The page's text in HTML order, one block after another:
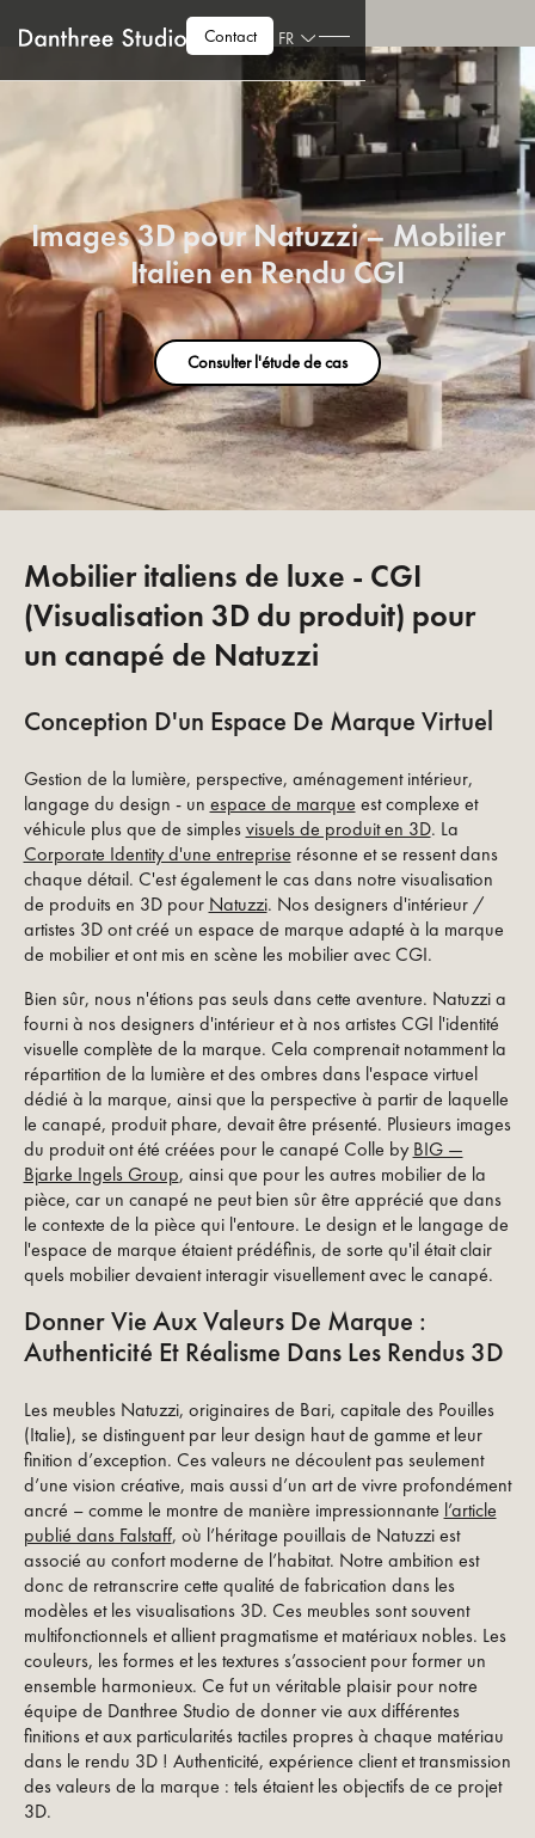
Contact FR
Images 3D pour Natuzzi – Mobilier
Italien en Rendu CGI
Consulter l'étude de cas
Mobilier italiens de luxe - CGI
(Visualisation 3D du produit) pour
un canapé de Natuzzi
Conception D'un Espace De Marque Virtuel
Gestion de la lumière, perspective, aménagement intérieur,
langage du design - un espace de marque est complexe et
véhicule plus que de simplesvisuels de produit en 3D. La
Corporate Identity d'une entreprise résonne et se ressent dans
chaque détail. C'est également le cas dans notre visualisation
de produits en 3D pour Natuzzi. Nos designers d'intérieur /
artistes 3D ont créé un espace de marque adapté à la marque
de mobilier et ont mis en scène les mobilier avec CGI.
Bien sûr, nous n'étions pas seuls dans cette aventure. Natuzzi a
fourni à nos designers d'intérieur et à nos artistes CGI l'identité
visuelle complète de la marque. Cela comprenait notamment la
répartition de la lumière et des ombres dans l'espace virtuel
dédié à la marque, ainsi que la perspective à partir de laquelle
le canapé, produit phare, devait être présenté. Plusieurs images
du produit ont été créées pour le canapé Colle byBIG —
Bjarke Ingels Group, ainsi que pour les autres mobilier de la
pièce, car un canapé ne peut bien sûr être apprécié que dans
le contexte de la pièce qui l'entoure. Le design et le langage de
l'espace de marque étaient prédéfinis, de sorte qu'il était clair
quels mobilier devaient interagir visuellement avec le canapé.
Donner Vie Aux Valeurs De Marque :
Authenticité Et Réalisme Dans Les Rendus 3D
Les meubles Natuzzi, originaires de Bari, capitale des Pouilles
(Italie), se distinguent par leur design haut de gamme et leur
finition d’exception. Ces valeurs ne découlent pas seulement
d’une vision créative, mais aussi d’un art de vivre profondément
ancré – comme le montre de manière impressionnante l’article
publié dans Falstaff, où l’héritage pouillais de Natuzzi est
associé au confort moderne de l’habitat. Notre ambition est
donc de retranscrire cette qualité de fabrication dans les
modèles et les visualisations 3D. Ces meubles sont souvent
multifonctionnels et allient pragmatisme et matériaux nobles. Les
couleurs, les formes et les textures s’associent pour former un
ensemble harmonieux. Ce fut un véritable plaisir pour notre
équipe de Danthree Studio de donner vie aux différentes
finitions et aux particularités tactiles propres à chaque matériau
dans le rendu 3D ! Authenticité, expérience client et transmission
des valeurs de la marque : tels étaient les objectifs de ce projet
3D.